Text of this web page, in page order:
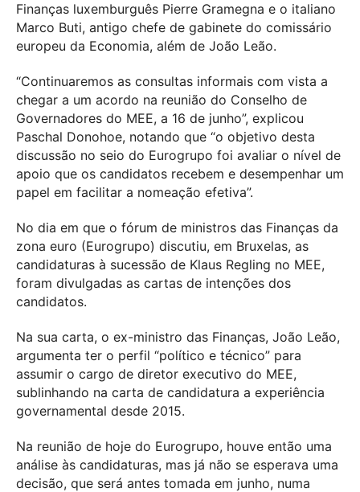
Finanças luxemburguês Pierre Gramegna e o italiano
Marco Buti, antigo chefe de gabinete do comissário
europeu da Economia, além de João Leão.
“Continuaremos as consultas informais com vista a
chegar a um acordo na reunião do Conselho de
Governadores do MEE, a 16 de junho”, explicou
Paschal Donohoe, notando que “o objetivo desta
discussão no seio do Eurogrupo foi avaliar o nível de
apoio que os candidatos recebem e desempenhar um
papel em facilitar a nomeação efetiva”.
No dia em que o fórum de ministros das Finanças da
zona euro (Eurogrupo) discutiu, em Bruxelas, as
candidaturas à sucessão de Klaus Regling no MEE,
foram divulgadas as cartas de intenções dos
candidatos.
Na sua carta, o ex-ministro das Finanças, João Leão,
argumenta ter o perfil “político e técnico” para
assumir o cargo de diretor executivo do MEE,
sublinhando na carta de candidatura a experiência
governamental desde 2015.
Na reunião de hoje do Eurogrupo, houve então uma
análise às candidaturas, mas já não se esperava uma
decisão, que será antes tomada em junho, numa